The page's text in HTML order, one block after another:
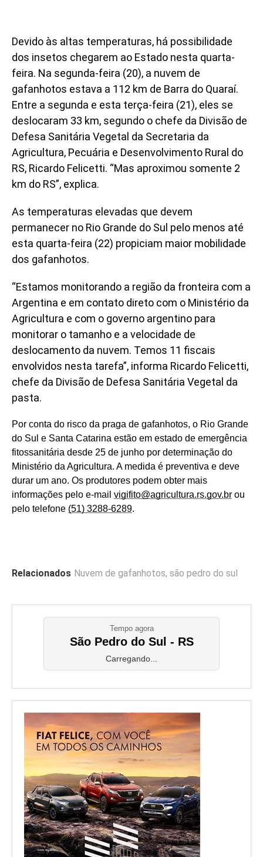
Devido às altas temperaturas, há possibilidade
dos insetos chegarem ao Estado nesta quarta-
feira. Na segunda-feira (20), a nuvem de
gafanhotos estava a 112 km de Barra do Quaraí.
Entre a segunda e esta terça-feira (21), eles se
deslocaram 33 km, segundo o chefe da Divisão de
Defesa Sanitária Vegetal da Secretaria da
Agricultura, Pecuária e Desenvolvimento Rural do
RS, Ricardo Felicetti. “Mas aproximou somente 2
km do RS”, explica.
As temperaturas elevadas que devem
permanecer no Rio Grande do Sul pelo menos até
esta quarta-feira (22) propiciam maior mobilidade
dos gafanhotos.
“Estamos monitorando a região da fronteira com a
Argentina e em contato direto com o Ministério da
Agricultura e com o governo argentino para
monitorar o tamanho e a velocidade de
deslocamento da nuvem. Temos 11 fiscais
envolvidos nesta tarefa”, informa Ricardo Felicetti,
chefe da Divisão de Defesa Sanitária Vegetal da
pasta.
Por conta do risco da praga de gafanhotos, o Rio Grande
do Sul e Santa Catarina estão em estado de emergência
fitossanitária desde 25 de junho por determinação do
Ministério da Agricultura. A medida é preventiva e deve
durar um ano. Os produtores podem obter mais
informações pelo e-mail vigifito@agricultura.rs.gov.br ou
pelo telefone (51) 3288-6289.
Relacionados Nuvem de gafanhotos, são pedro do sul
Tempo agora
São Pedro do Sul - RS
Carregando...